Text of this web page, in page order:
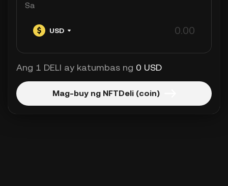
Sa
USD
Ang 1 DELI ay katumbas ng 0 USD
Mag-buy ng NFTDeli (coin)